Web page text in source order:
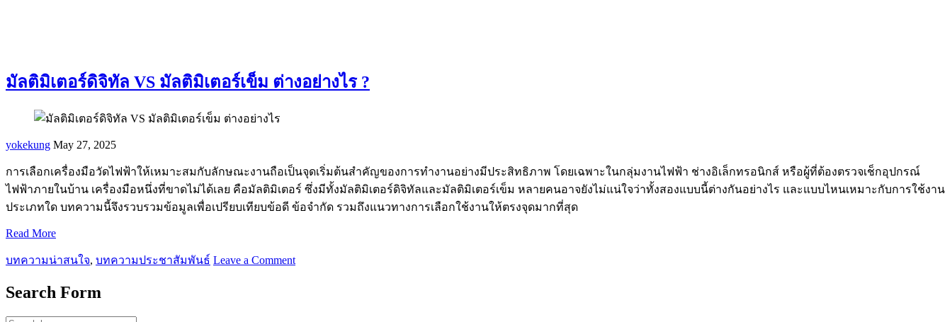
มัลติมิเตอร์ดิจิทัล VS มัลติมิเตอร์เข็ม ต่างอย่างไร ?
yokekung May 27, 2025
การเลือกเครื่องมือวัดไฟฟ้าให้เหมาะสมกับลักษณะงานถือเป็นจุดเริ่มต้นสำคัญของการทำงานอย่างมีประสิทธิภาพ โดยเฉพาะในกลุ่มงานไฟฟ้า ช่างอิเล็กทรอนิกส์ หรือผู้ที่ต้องตรวจเช็กอุปกรณ์
ไฟฟ้าภายในบ้าน เครื่องมือหนึ่งที่ขาดไม่ได้เลย คือมัลติมิเตอร์ ซึ่งมีทั้งมัลติมิเตอร์ดิจิทัลและมัลติมิเตอร์เข็ม หลายคนอาจยังไม่แน่ใจว่าทั้งสองแบบนี้ต่างกันอย่างไร และแบบไหนเหมาะกับการใช้งาน
ประเภทใด บทความนี้จึงรวบรวมข้อมูลเพื่อเปรียบเทียบข้อดี ข้อจำกัด รวมถึงแนวทางการเลือกใช้งานให้ตรงจุดมากที่สุด
Read More
บทความน่าสนใจ, บทความประชาสัมพันธ์ Leave a Comment
Search Form